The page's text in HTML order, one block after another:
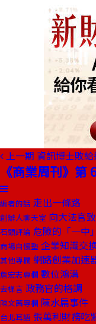
上一期 資訊博士敗給
《商業周刊》第
編者的話 走出一條路
創辦人聊天室 向大法官
石頭評論 危險的「一中
商場自慢塾 企業知識交
其他專欄 網路創業加速
詹宏志專欄 數位鴻溝
去梯言 政務官的格調
陳文茜專欄 陳水扁事件
台北耳語 張萬利財務吃